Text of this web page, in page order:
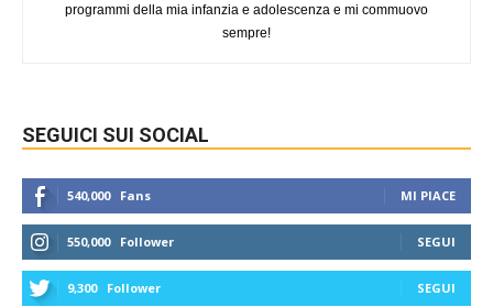
programmi della mia infanzia e adolescenza e mi commuovo
sempre!
SEGUICI SUI SOCIAL
540,000 Fans MI PIACE
550,000 Follower SEGUI
9,300 Follower SEGUI